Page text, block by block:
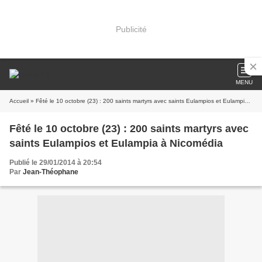
Publicité
MENU
Accueil » Fêté le 10 octobre (23) : 200 saints martyrs avec saints Eulampios et Eulampia à Nicomédia
Fêté le 10 octobre (23) : 200 saints martyrs avec
saints Eulampios et Eulampia à Nicomédia
Publié le 29/01/2014 à 20:54
Par Jean-Théophane